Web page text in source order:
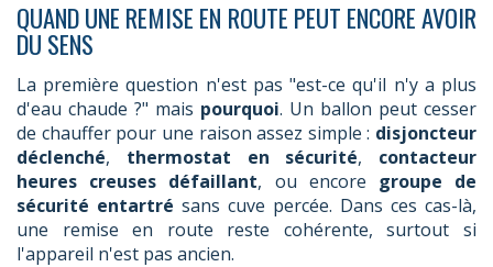
QUAND UNE REMISE EN ROUTE PEUT ENCORE AVOIR
DU SENS
La première question n'est pas "est-ce qu'il n'y a plus
d'eau chaude ?" mais pourquoi. Un ballon peut cesser
de chauffer pour une raison assez simple : disjoncteur
déclenché, thermostat en sécurité, contacteur
heures creuses défaillant, ou encore groupe de
sécurité entartré sans cuve percée. Dans ces cas-là,
une remise en route reste cohérente, surtout si
l'appareil n'est pas ancien.